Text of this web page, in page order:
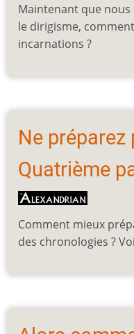
Maintenant que nous
le dirigisme,
incarnations ?
Ne préparez
Quatrième
Comment mieux
des chronologies ?